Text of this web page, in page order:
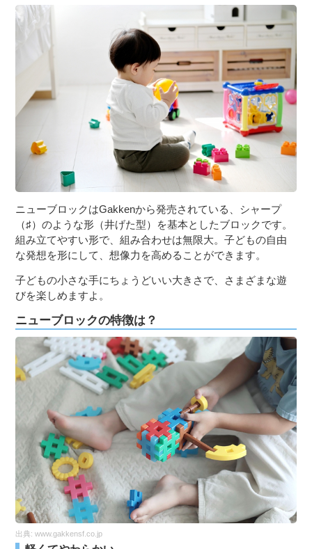
１歳児
ニューブロックはGakkenから発売されている、シャープ
（♯）のような形（井げた型）を基本としたブロックです。
組み立てやすい形で、組み合わせは無限大。子どもの自由
な発想を形にして、想像力を高めることができます。
子どもの小さな手にちょうどいい大きさで、さまざまな遊
びを楽しめますよ。
ニューブロックの特徴は？
出典:www.gakkensf.co.jp